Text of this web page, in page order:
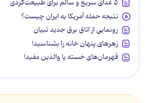
۵ غذای سریع و سالم برای طبیعت‌گردی
نتیجه حمله آمریکا به ایران چیست؟
رونمایی از اتاق برق جدید تبیان
زهرهای پنهان خانه را بشناسید!
قهرمان‌های خسته یا والدین مفید!